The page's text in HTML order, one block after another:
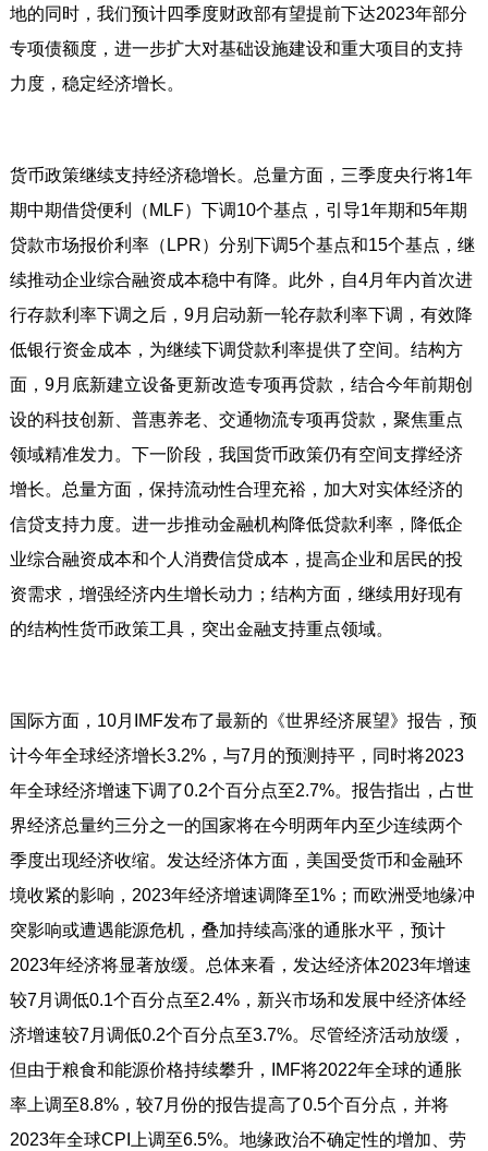
地的同时，我们预计四季度财政部有望提前下达2023年部分
专项债额度，进一步扩大对基础设施建设和重大项目的支持
力度，稳定经济增长。
货币政策继续支持经济稳增长。总量方面，三季度央行将1年
期中期借贷便利（MLF）下调10个基点，引导1年期和5年期
贷款市场报价利率（LPR）分别下调5个基点和15个基点，继
续推动企业综合融资成本稳中有降。此外，自4月年内首次进
行存款利率下调之后，9月启动新一轮存款利率下调，有效降
低银行资金成本，为继续下调贷款利率提供了空间。结构方
面，9月底新建立设备更新改造专项再贷款，结合今年前期创
设的科技创新、普惠养老、交通物流专项再贷款，聚焦重点
领域精准发力。下一阶段，我国货币政策仍有空间支撑经济
增长。总量方面，保持流动性合理充裕，加大对实体经济的
信贷支持力度。进一步推动金融机构降低贷款利率，降低企
业综合融资成本和个人消费信贷成本，提高企业和居民的投
资需求，增强经济内生增长动力；结构方面，继续用好现有
的结构性货币政策工具，突出金融支持重点领域。
国际方面，10月IMF发布了最新的《世界经济展望》报告，预
计今年全球经济增长3.2%，与7月的预测持平，同时将2023
年全球经济增速下调了0.2个百分点至2.7%。报告指出，占世
界经济总量约三分之一的国家将在今明两年内至少连续两个
季度出现经济收缩。发达经济体方面，美国受货币和金融环
境收紧的影响，2023年经济增速调降至1%；而欧洲受地缘冲
突影响或遭遇能源危机，叠加持续高涨的通胀水平，预计
2023年经济将显著放缓。总体来看，发达经济体2023年增速
较7月调低0.1个百分点至2.4%，新兴市场和发展中经济体经
济增速较7月调低0.2个百分点至3.7%。尽管经济活动放缓，
但由于粮食和能源价格持续攀升，IMF将2022年全球的通胀
率上调至8.8%，较7月份的报告提高了0.5个百分点，并将
2023年全球CPI上调至6.5%。地缘政治不确定性的增加、劳